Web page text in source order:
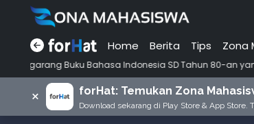
Home Berita Tips Zona
Bahasa Indonesia SD Tahun 80-an yang Sering Kita
× forHat: Temukan Zona
Download sekarang di Play Store & App